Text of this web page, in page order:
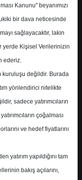
0Kanunu" beyanımızı
bir dava neticesinde
sağlayacaktır, lakin
yerde Kişisel Verilerinizin
ederiz.
kuruluşu değildir. Burada
yönlendirici nitelikte
sadece yatırımcıların
çoğalması
ve hedef fiyatlarını
yatırım yapıldığını tam
bakış açılarını,